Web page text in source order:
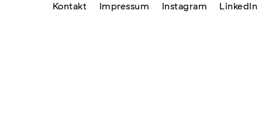
Kontakt Impressum Instagram LinkedIn